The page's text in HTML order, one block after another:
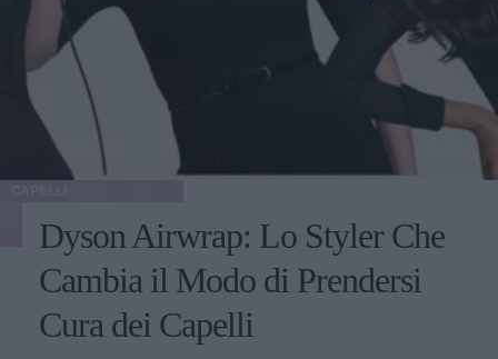
Dyson Airwrap: Lo Styler Che
Cambia il Modo di Prendersi
Cura dei Capelli